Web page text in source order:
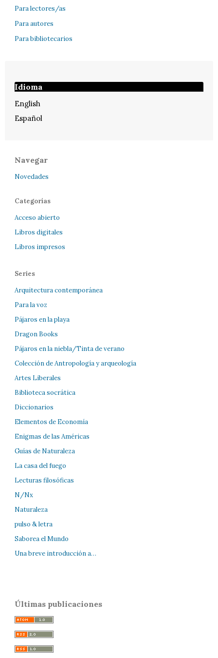
Para lectores/as
Para autores
Para bibliotecarios
Idioma
English
Español
Navegar
Novedades
Categorías
Acceso abierto
Libros digitales
Libros impresos
Series
Arquitectura contemporánea
Para la voz
Pájaros en la playa
Dragon Books
Pájaros en la niebla/Tinta de verano
Colección de Antropología y arqueología
Artes Liberales
Biblioteca socrática
Diccionarios
Elementos de Economía
Enigmas de las Américas
Guías de Naturaleza
La casa del fuego
Lecturas filosóficas
N/Nx
Naturaleza
pulso & letra
Saborea el Mundo
Una breve introducción a…
Últimas publicaciones